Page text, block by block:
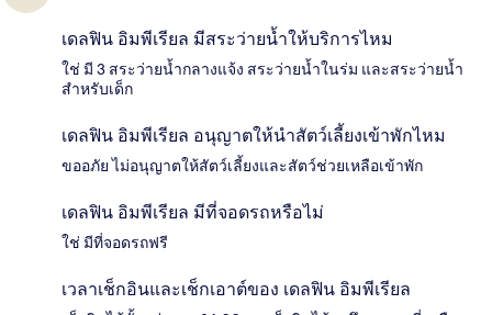
เดลฟิน อิมพีเรียล มีสระว่ายน้ำให้บริการไหม
ใช่ มี 3 สระว่ายน้ำกลางแจ้ง สระว่ายน้ำในร่ม และสระว่ายน้ำ
สำหรับเด็ก
เดลฟิน อิมพีเรียล อนุญาตให้นำสัตว์เลี้ยงเข้าพักไหม
ขออภัย ไม่อนุญาตให้สัตว์เลี้ยงและสัตว์ช่วยเหลือเข้าพัก
เดลฟิน อิมพีเรียล มีที่จอดรถหรือไม่
ใช่ มีที่จอดรถฟรี
เวลาเช็กอินและเช็กเอาต์ของ เดลฟิน อิมพีเรียล